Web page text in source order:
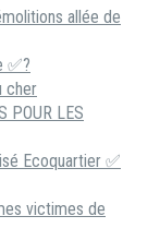
allée de
✅?
cher
POUR LES
Ecoquartier ✅
victimes de